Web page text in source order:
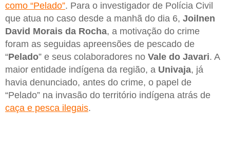
como “Pelado”. Para o investigador de Polícia Civil
que atua no caso desde a manhã do dia 6, Joilnen
David Morais da Rocha, a motivação do crime
foram as seguidas apreensões de pescado de
“Pelado” e seus colaboradores no Vale do Javari. A
maior entidade indígena da região, a Univaja, já
havia denunciado, antes do crime, o papel de
“Pelado” na invasão do território indígena atrás de
caça e pesca ilegais.